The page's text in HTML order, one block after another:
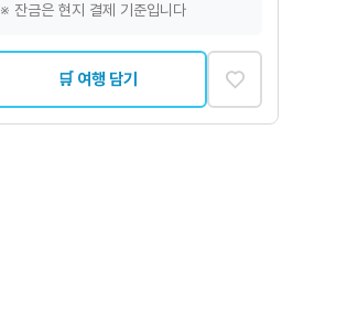
※ 잔금은 현지 결제 기준입니다
🛒 여행 담기 ♡